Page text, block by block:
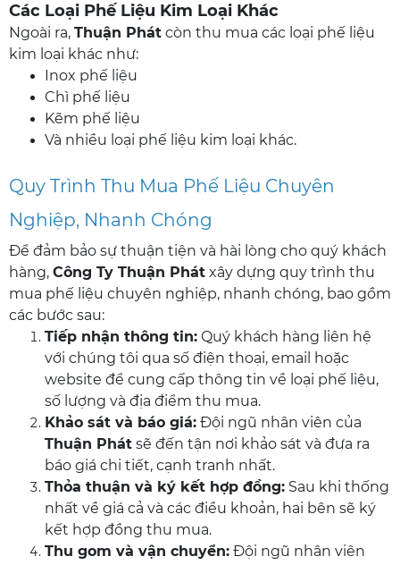
Các Loại Phế Liệu Kim Loại Khác
Ngoài ra, Thuận Phát còn thu mua các loại phế liệu
kim loại khác như:
Inox phế liệu
Chì phế liệu
Kẽm phế liệu
Và nhiều loại phế liệu kim loại khác.
Quy Trình Thu Mua Phế Liệu Chuyên
Nghiệp, Nhanh Chóng
Để đảm bảo sự thuận tiện và hài lòng cho quý khách
hàng, Công Ty Thuận Phát xây dựng quy trình thu
mua phế liệu chuyên nghiệp, nhanh chóng, bao gồm
các bước sau:
Tiếp nhận thông tin: Quý khách hàng liên hệ
với chúng tôi qua số điện thoại, email hoặc
website để cung cấp thông tin về loại phế liệu,
số lượng và địa điểm thu mua.
Khảo sát và báo giá: Đội ngũ nhân viên của
Thuận Phát sẽ đến tận nơi khảo sát và đưa ra
báo giá chi tiết, cạnh tranh nhất.
Thỏa thuận và ký kết hợp đồng: Sau khi thống
nhất về giá cả và các điều khoản, hai bên sẽ ký
kết hợp đồng thu mua.
Thu gom và vận chuyển: Đội ngũ nhân viên